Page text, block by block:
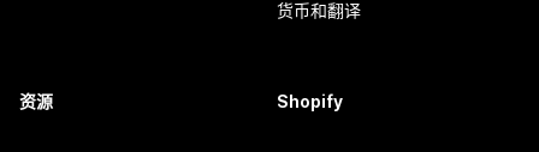
货币和翻译
资源 Shopify